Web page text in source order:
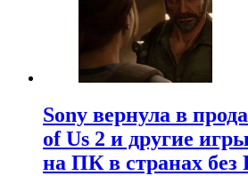
Sony вернула в
of Us 2 и другие игры
на ПК в странах без